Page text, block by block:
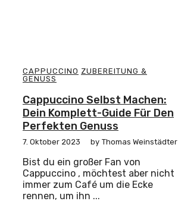
CAPPUCCINO ZUBEREITUNG &
GENUSS
Cappuccino Selbst Machen:
Dein Komplett-Guide Für Den
Perfekten Genuss
7. Oktober 2023 by Thomas Weinstädter
Bist du ein großer Fan von
Cappuccino , möchtest aber nicht
immer zum Café um die Ecke
rennen, um ihn ...